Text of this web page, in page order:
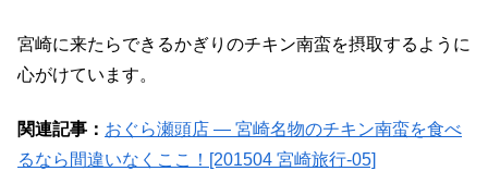
宮崎に来たらできるかぎりのチキン南蛮を摂取するように
心がけています。
関連記事： おぐら瀬頭店 ― 宮崎名物のチキン南蛮を食べ
るなら間違いなくここ！[201504 宮崎旅行-05]